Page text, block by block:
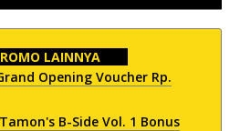
LAINNYA
Opening Voucher Rp.
B-Side Vol. 1 Bonus